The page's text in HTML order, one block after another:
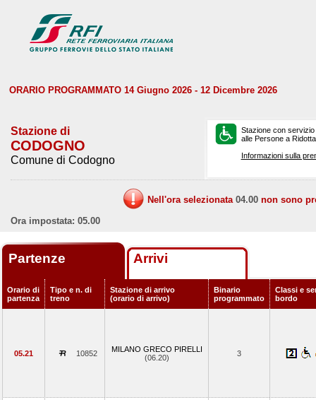
ORARIO PROGRAMMATO 14 Giugno 2026 - 12 Dicembre 2026
Stazione di
CODOGNO
Comune di Codogno
Stazione con
alle Persone a
Informazioni sulla
Nell'ora selezionata 04.00 non sono
Ora impostata: 05.00
Partenze Arrivi
Orario di
partenza
Tipo e n. di
treno
Stazione di arrivo
(orario di arrivo)
Binario
programmato
Classi e
bordo
05.21 10852
MILANO GRECO PIRELLI
(06.20)
3